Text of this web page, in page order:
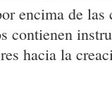
encima de
contienen
hacia la